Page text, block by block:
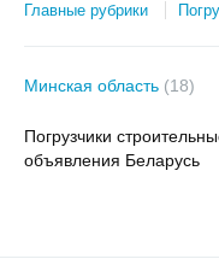
Главные рубрики
Минская область (18)
Погрузчики
объявления Беларусь